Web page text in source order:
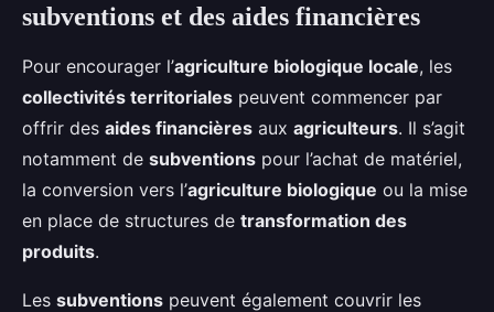
subventions et des aides financières
Pour encourager l’agriculture biologique locale, les
collectivités territoriales peuvent commencer par
offrir des aides financières aux agriculteurs. Il s’agit
notamment de subventions pour l’achat de matériel,
la conversion vers l’agriculture biologique ou la mise
en place de structures de transformation des
produits.
Les subventions peuvent également couvrir les